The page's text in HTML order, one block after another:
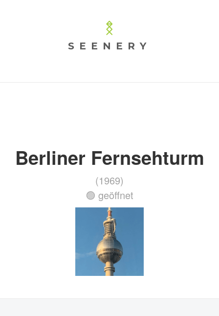
SEENERY
Berliner Fernsehturm
(1969)
🟢 geöffnet